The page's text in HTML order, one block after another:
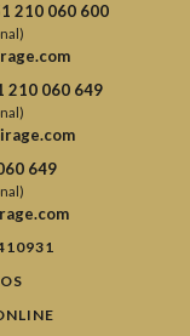
210 060 600
210 060 649
649